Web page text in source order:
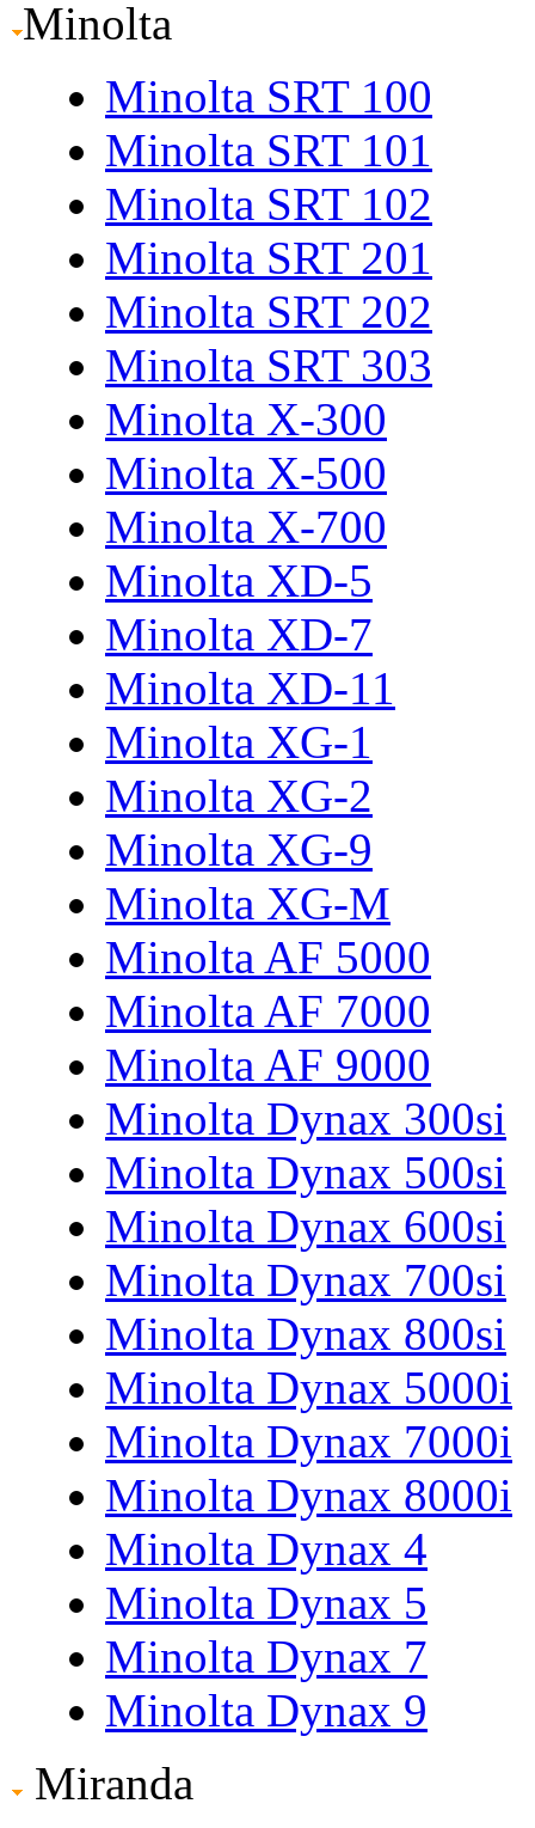
Minolta
Minolta SRT 100
Minolta SRT 101
Minolta SRT 102
Minolta SRT 201
Minolta SRT 202
Minolta SRT 303
Minolta X-300
Minolta X-500
Minolta X-700
Minolta XD-5
Minolta XD-7
Minolta XD-11
Minolta XG-1
Minolta XG-2
Minolta XG-9
Minolta XG-M
Minolta AF 5000
Minolta AF 7000
Minolta AF 9000
Minolta Dynax 300si
Minolta Dynax 500si
Minolta Dynax 600si
Minolta Dynax 700si
Minolta Dynax 800si
Minolta Dynax 5000i
Minolta Dynax 7000i
Minolta Dynax 8000i
Minolta Dynax 4
Minolta Dynax 5
Minolta Dynax 7
Minolta Dynax 9
Miranda